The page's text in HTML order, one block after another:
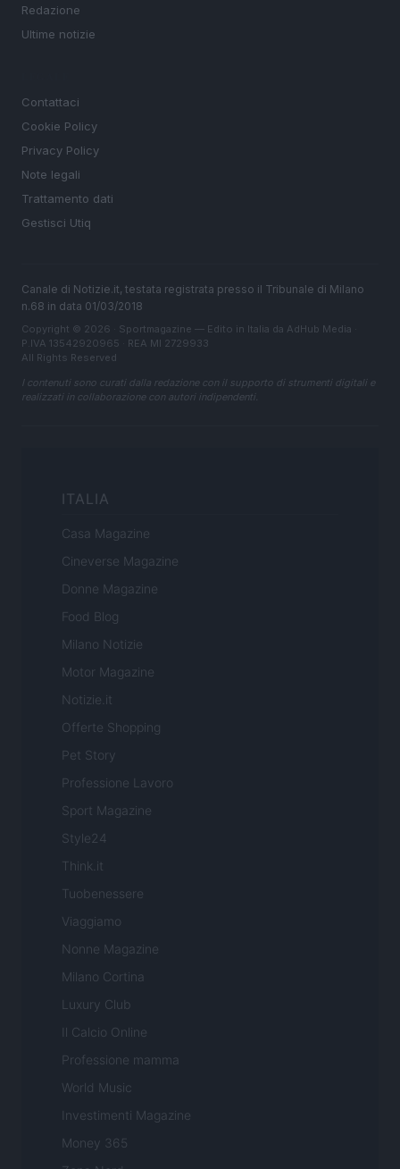
Redazione
Ultime notizie
Contattaci
Cookie Policy
Privacy Policy
Note legali
Trattamento dati
Gestisci Utiq
Canale di Notizie.it, testata registrata presso il Tribunale di Milano
n.68 in data 01/03/2018
Copyright © 2026 · Sportmagazine — Edito in Italia da AdHub Media
P.IVA 13542920965 · REA MI 2729933
All Rights Reserved
I contenuti sono curati dalla redazione con il supporto di strumenti digitali e
realizzati in collaborazione con autori indipendenti.
ITALIA
Casa Magazine
Cineverse Magazine
Donne Magazine
Food Blog
Milano Notizie
Motor Magazine
Notizie.it
Offerte Shopping
Pet Story
Professione Lavoro
Sport Magazine
Style24
Think.it
Tuobenessere
Viaggiamo
Nonne Magazine
Milano Cortina
Luxury Club
Il Calcio Online
Professione mamma
World Music
Investimenti Magazine
Money 365